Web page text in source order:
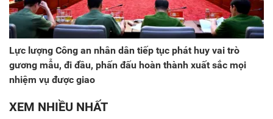
Lực lượng Công an nhân dân tiếp tục phát huy vai trò
gương mẫu, đi đầu, phấn đấu hoàn thành xuất sắc mọi
nhiệm vụ được giao
XEM NHIỀU NHẤT